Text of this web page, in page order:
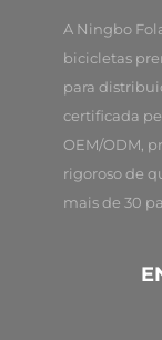
A Ningbo
bicicletas
para
certificada
OEM/ODM,
rigoroso de
mais de 30